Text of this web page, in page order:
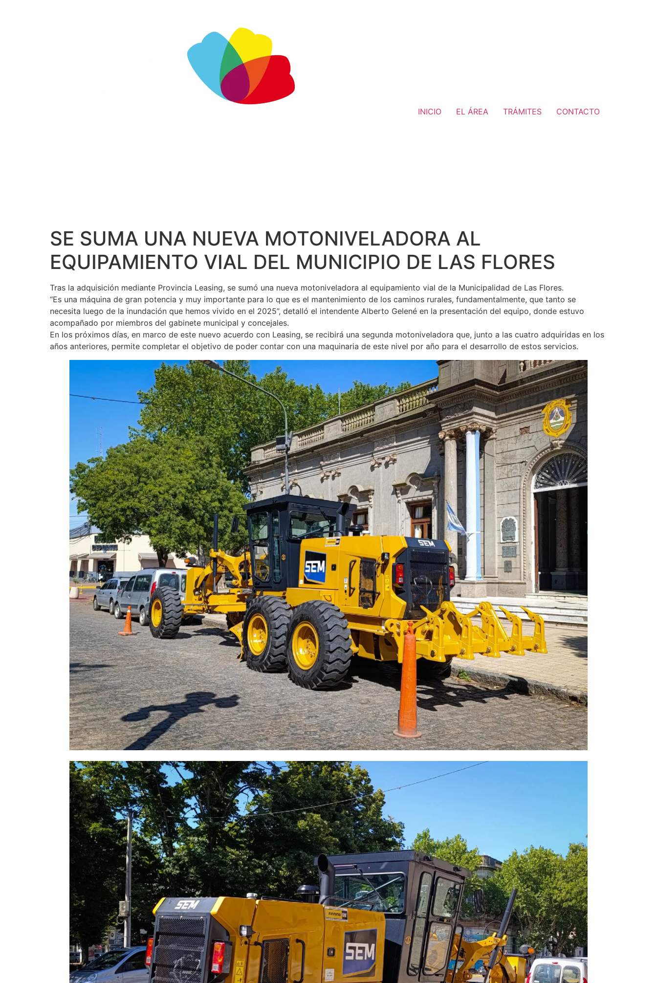
INICIO EL ÁREA TRÁMITES CONTACTO
SE SUMA UNA NUEVA MOTONIVELADORA AL
EQUIPAMIENTO VIAL DEL MUNICIPIO DE LAS FLORES
Tras la adquisición mediante Provincia Leasing, se sumó una nueva motoniveladora al equipamiento vial de la Municipalidad de Las Flores.
“Es una máquina de gran potencia y muy importante para lo que es el mantenimiento de los caminos rurales, fundamentalmente, que tanto se
necesita luego de la inundación que hemos vivido en el 2025”, detalló el intendente Alberto Gelené en la presentación del equipo, donde estuvo
acompañado por miembros del gabinete municipal y concejales.
En los próximos días, en marco de este nuevo acuerdo con Leasing, se recibirá una segunda motoniveladora que, junto a las cuatro adquiridas en los
años anteriores, permite completar el objetivo de poder contar con una maquinaria de este nivel por año para el desarrollo de estos servicios.